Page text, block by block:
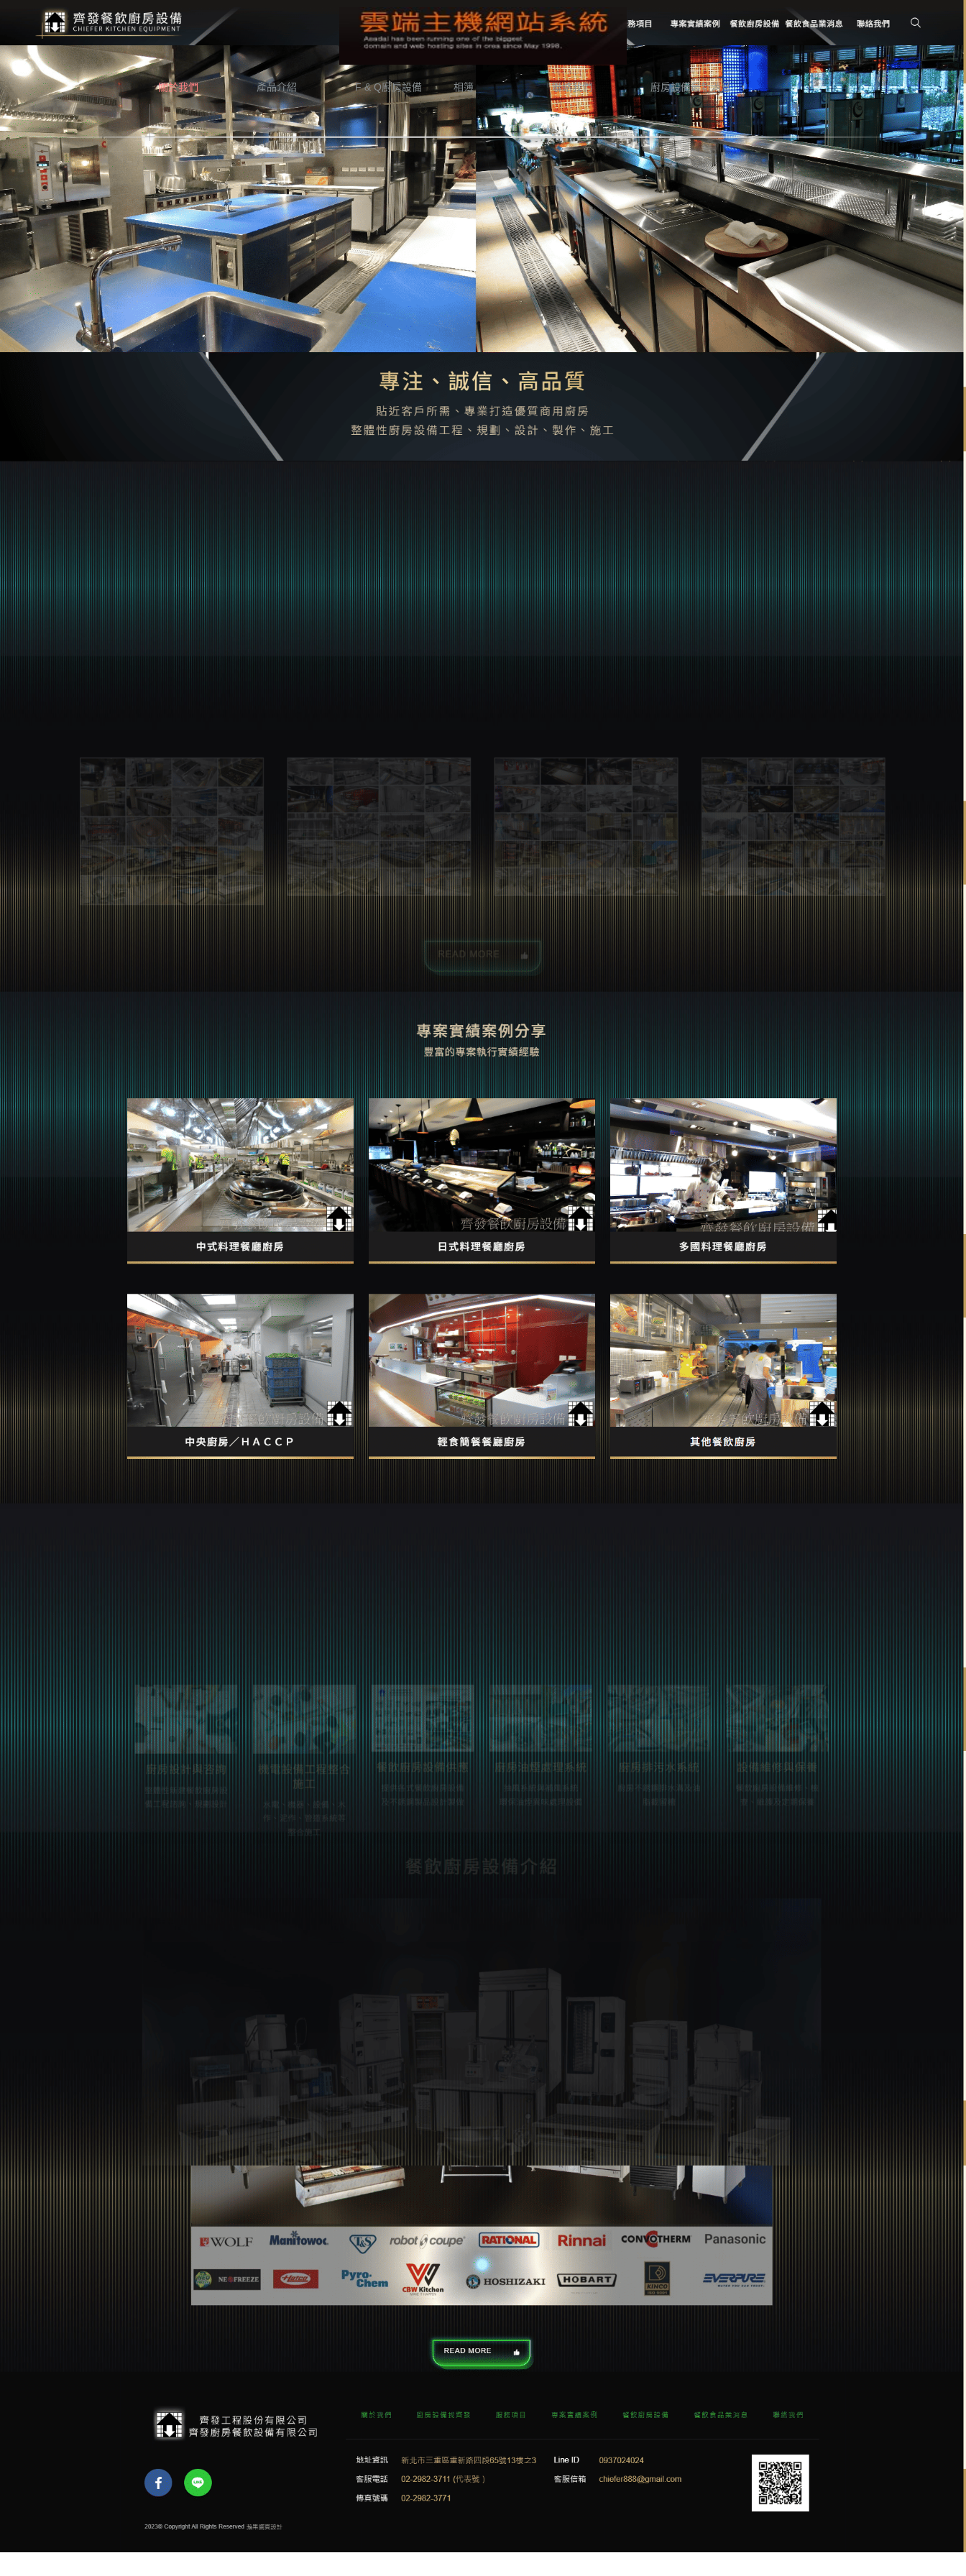
關於我們 產品介紹 F & Q廚房設備 相簿 聯絡我們 廚房設備最新消息